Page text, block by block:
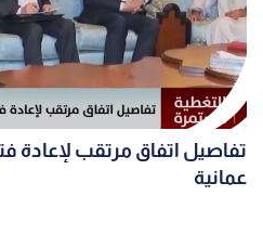
تفاصيل اتفاق مرتقب
عمانية